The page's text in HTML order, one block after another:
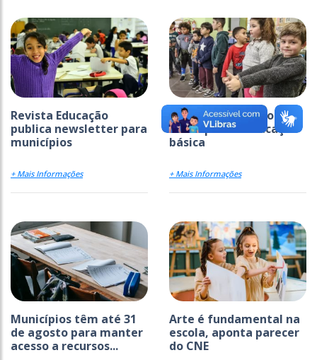
Revista Educação
publica newsletter para
municípios
+ Mais Informações
Ideb avança em todas
as etapas da educação
básica
+ Mais Informações
Municípios têm até 31
de agosto para manter
acesso a recursos...
Arte é fundamental na
escola, aponta parecer
do CNE